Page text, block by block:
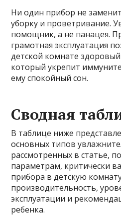
Ни один прибор не
уборку и проветривание.
помощник, а не панацея.
грамотная эксплуатация
детской комнате
который укрепит
ему спокойный сон.
Сводная
В таблице ниже
основных типов
рассмотренных в статье,
параметрам, критически
прибора в детскую
производительность,
эксплуатации и
ребенка.